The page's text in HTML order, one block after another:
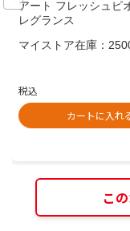
アート フレッシュ
レグランス
マイストア在庫：
税込
カートに入れ
こ